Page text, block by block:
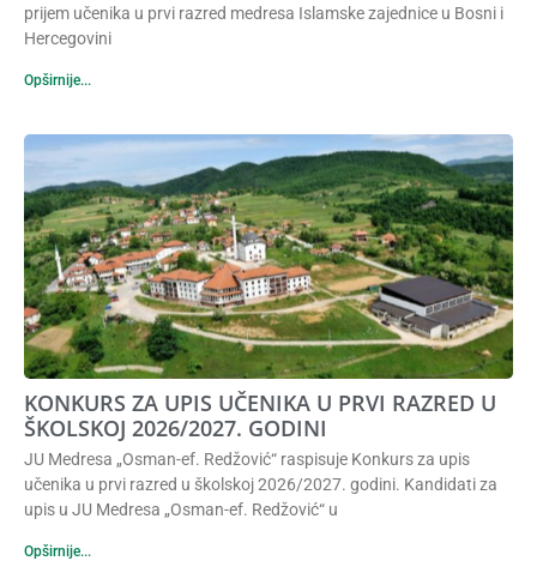
prijem učenika u prvi razred medresa Islamske zajednice u Bosni i
Hercegovini
Opširnije...
KONKURS ZA UPIS UČENIKA U PRVI RAZRED U
ŠKOLSKOJ 2026/2027. GODINI
JU Medresa „Osman-ef. Redžović“ raspisuje Konkurs za upis
učenika u prvi razred u školskoj 2026/2027. godini. Kandidati za
upis u JU Medresa „Osman-ef. Redžović“ u
Opširnije...